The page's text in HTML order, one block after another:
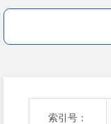
索引号：